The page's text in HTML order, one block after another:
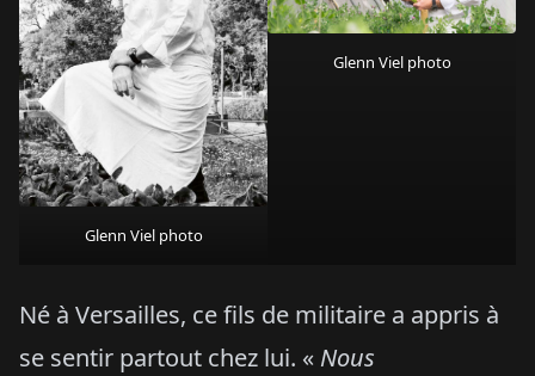
Glenn Viel photo
Glenn Viel photo
Né à Versailles, ce fils de militaire a appris à
se sentir partout chez lui. « Nous